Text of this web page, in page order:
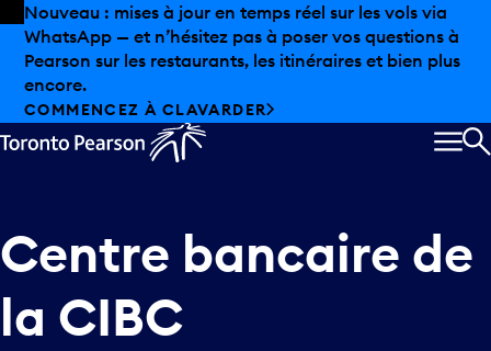
Skip to offers
Passer au contenu principal
Nouveau : mises à jour en temps réel sur les vols via
WhatsApp — et n’hésitez pas à poser vos questions à
Pearson sur les restaurants, les itinéraires et bien plus
encore.
COMMENCEZ À CLAVARDER
Centre bancaire de
la CIBC